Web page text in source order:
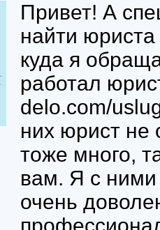
Привет! А
найти
куда я
работал
delo.com/
них юрист не
тоже много,
вам. Я с ними
очень